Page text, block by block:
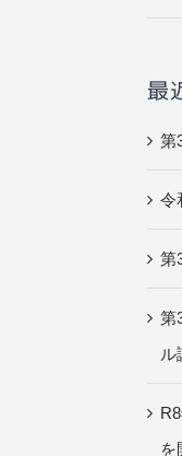
最
第
令
第
第
ル
を